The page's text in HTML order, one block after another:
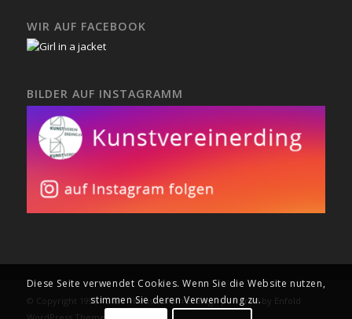
WIR AUF FACEBOOK
BILDER AUF INSTAGRAMM
© Copyright 1995 - 2020 - Kunstverein Erding - powered by Enfold
Diese Seite verwendet Cookies. Wenn Sie die Website nutzen,
stimmen Sie deren Verwendung zu.